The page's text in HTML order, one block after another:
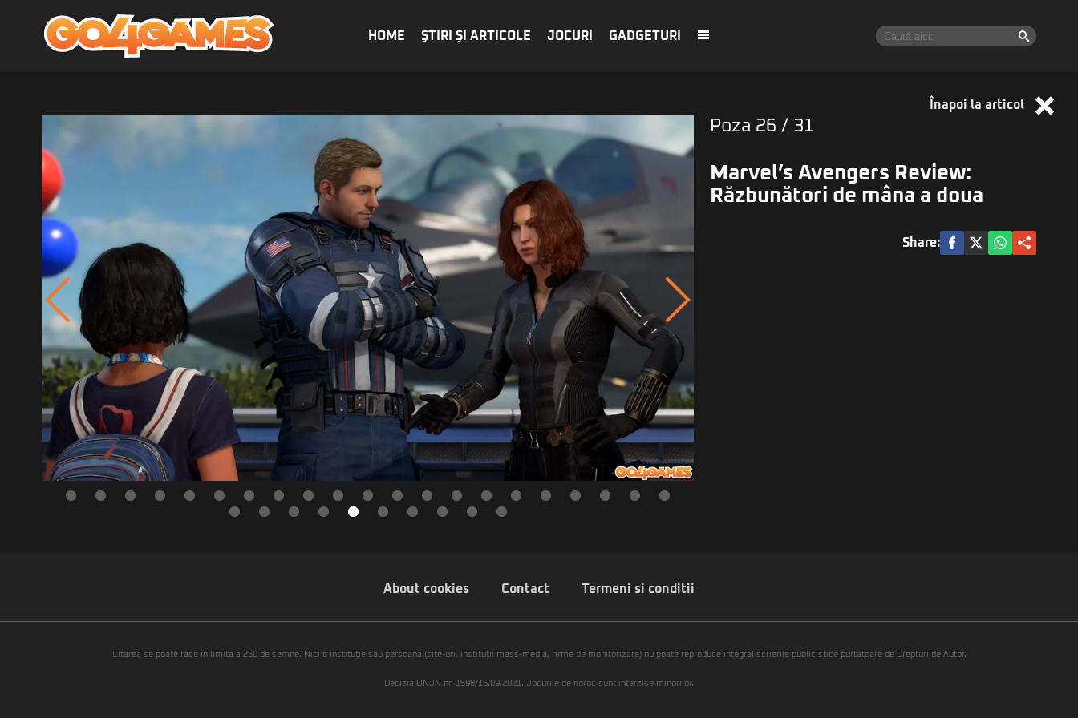
HOME ŞTIRI ŞI ARTICOLE JOCURI GADGETURI
Înapoi la articol
Poza 26 / 31
Marvel’s Avengers Review:
Răzbunători de mâna a doua
Share:
About cookies Contact Termeni si conditii
Citarea se poate face în limita a 250 de semne. Nici o instituţie sau persoană (site-uri, instituţii mass-media, firme de monitorizare) nu poate reproduce integral scrierile publicistice purtătoare de Drepturi de Autor.
Decizia ONJN nr. 1598/16.09.2021. Jocurile de noroc sunt interzise minorilor.